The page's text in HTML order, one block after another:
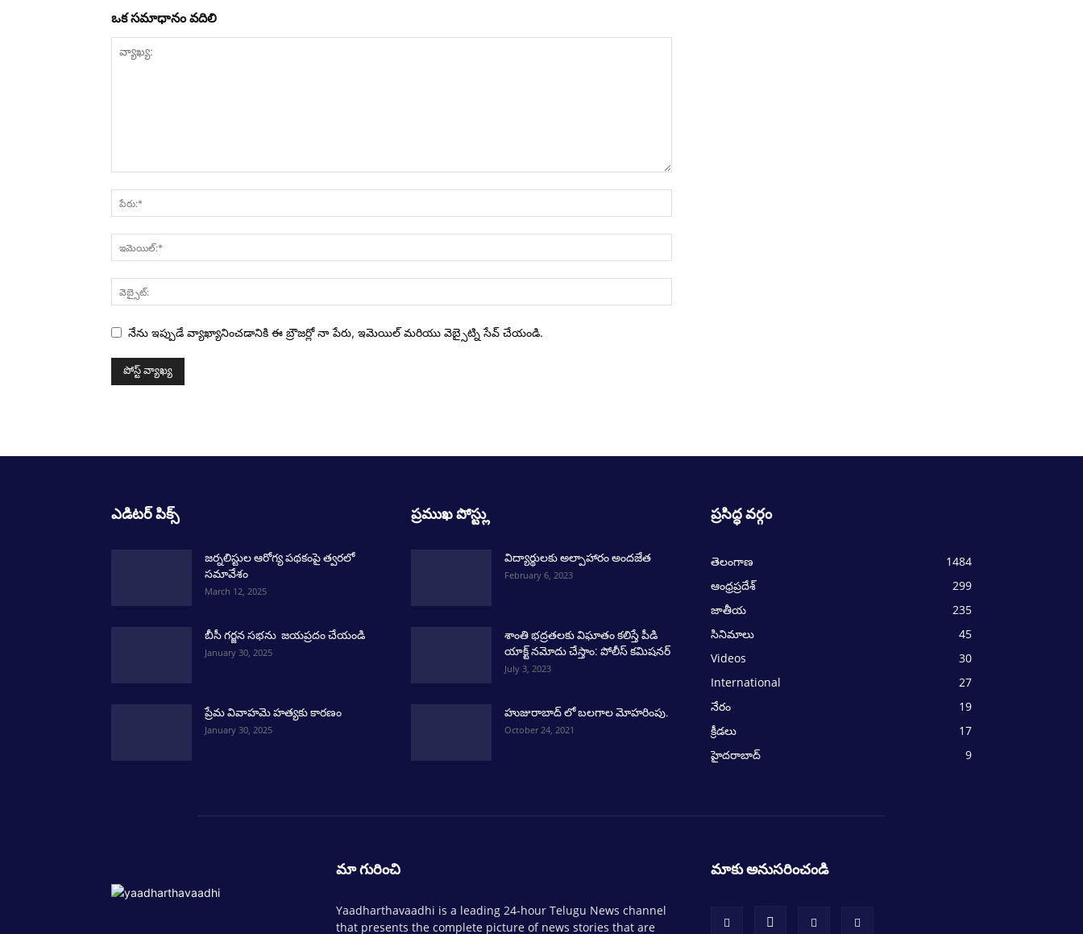
ఒక సమాధానం వదిలి
నేను ఇప్పుడే వ్యాఖ్యానించడానికి ఈ బ్రౌజర్లో నా పేరు, ఇమెయిల్ మరియు వెబ్సైట్ని సేవ్ చేయండి.
ఎడిటర్ పిక్స్
జర్నలిస్టుల ఆరోగ్య పథకంపై త్వరలో
సమావేశం
March 12, 2025
బీసీ గర్జన సభను జయప్రదం చేయండి
January 30, 2025
ప్రేమ వివాహమె హత్యకు కారణం
January 30, 2025
ప్రముఖ పోస్ట్లు
విద్యార్థులకు అల్పాహారం అందజేత
February 6, 2023
శాంతి భద్రతలకు విఘాతం కలిస్తే పీడి
యాక్ట్ నమోదు చేస్తాం: పోలీస్ కమిషనర్
July 3, 2023
హుజురాబాద్ లో బలగాల మోహరింపు.
October 24, 2021
ప్రసిద్ధ వర్గం
తెలంగాణ
1484
ఆంధ్రప్రదేశ్
299
జాతీయ
235
సినిమాలు
45
Videos
30
International
27
నేరం
19
క్రీడలు
17
హైదరాబాద్
9
మా గురించి
Yaadharthavaadhi is a leading 24-hour Telugu News channel
that presents the complete picture of news stories that are
మాకు అనుసరించండి